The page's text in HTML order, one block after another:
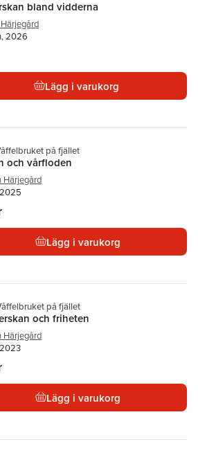
bland vidderna
2026
Lägg i varukorg
på fjället
och vårfloden
Härjegård
Lägg i varukorg
på fjället
och friheten
Härjegård
Lägg i varukorg